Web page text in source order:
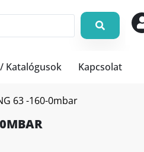
Katalógusok Kapcsolat
63 -160-0mbar